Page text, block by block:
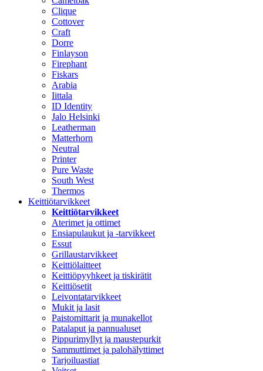
Clique
Cottover
Craft
Dorre
Finlayson
Firephant
Fiskars
Arabia
Iittala
ID Identity
Jalo Helsinki
Leatherman
Matterhorn
Neutral
Printer
Pure Waste
South West
Thermos
Keittiötarvikkeet
Keittiötarvikkeet
Aterimet ja ottimet
Ensiapulaukut ja -tarvikkeet
Essut
Grillaustarvikkeet
Keittiölaitteet
Keittiöpyyhkeet ja tiskirätit
Keittiösetit
Leivontatarvikkeet
Mukit ja lasit
Paistomittarit ja munakellot
Patalaput ja pannualuset
Pippurimyllyt ja maustepurkit
Sammuttimet ja palohälyttimet
Tarjoiluastiat